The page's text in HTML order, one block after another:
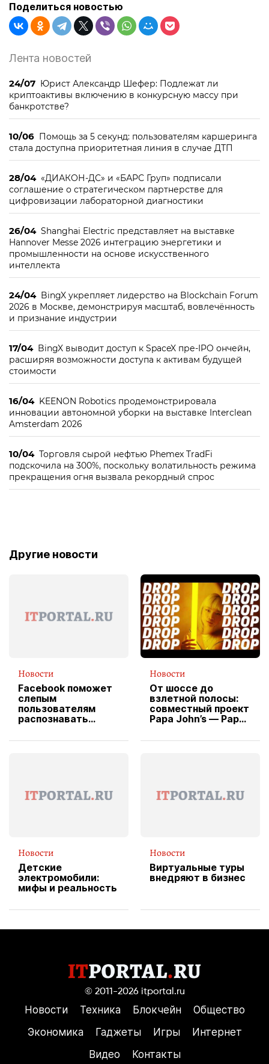
Поделиться новостью
Лента новостей
24/07 Юрист Александр Шефер: Подлежат ли
криптоактивы включению в конкурсную массу при
банкротстве?
10/06 Помощь за 5 секунд: пользователям каршеринга
стала доступна приоритетная линия в случае ДТП
28/04 «ДИАКОН-ДС» и «БАРС Груп» подписали
соглашение о стратегическом партнерстве для
цифровизации лабораторной диагностики
26/04 Shanghai Electric представляет на выставке
Hannover Messe 2026 интеграцию энергетики и
промышленности на основе искусственного
интеллекта
24/04 BingX укрепляет лидерство на Blockchain Forum
2026 в Москве, демонстрируя масштаб, вовлечённость
и признание индустрии
17/04 BingX выводит доступ к SpaceX пре-IPO ончейн,
расширяя возможности доступа к активам будущей
стоимости
16/04 KEENON Robotics продемонстрировала
инновации автономной уборки на выставке Interclean
Amsterdam 2026
10/04 Торговля сырой нефтью Phemex TradFi
подскочила на 300%, поскольку волатильность режима
прекращения огня вызвала рекордный спрос
Другие новости
Новости
Facebook поможет
слепым
пользователям
распознавать
Новости
От шоссе до
взлетной полосы:
совместный проект
Papa John’s — Papa
вводит
Новости
Детские
электромобили:
мифы и реальность
Новости
Виртуальные туры
внедряют в бизнес
© 2011-2026 itportal.ru
Новости Техника Блокчейн
Общество
Экономика
Гаджеты Игры
Интернет
Видео
Контакты